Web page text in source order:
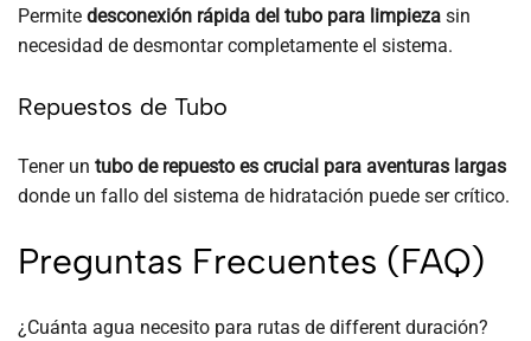
Permite desconexión rápida del tubo para limpieza sin
necesidad de desmontar completamente el sistema.
Repuestos de Tubo
Tener un tubo de repuesto es crucial para aventuras largas
donde un fallo del sistema de hidratación puede ser crítico.
Preguntas Frecuentes (FAQ)
¿Cuánta agua necesito para rutas de different duración?